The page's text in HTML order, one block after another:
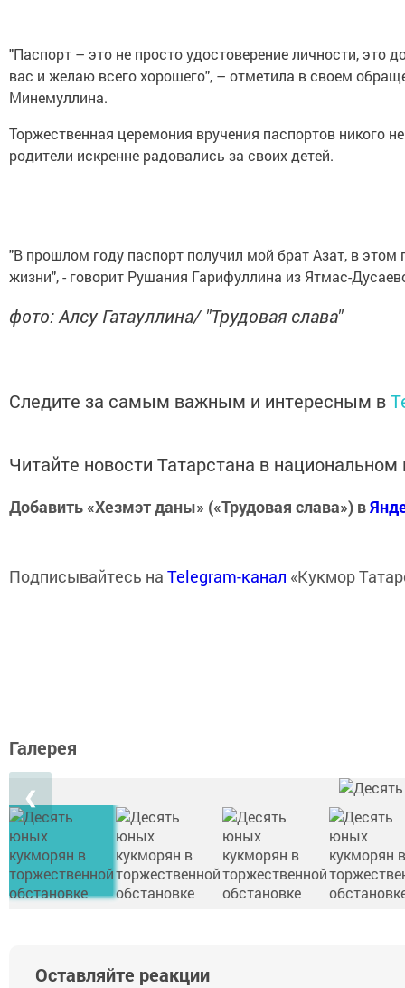
"Паспорт – это не просто удостоверение личности,
вас и желаю всего хорошего", – отметила в своем
Минемуллина.
Торжественная церемония вручения паспортов никого
родители искренне радовались за своих детей.
"В прошлом году паспорт получил мой брат Азат, в
жизни", - говорит Рушания Гарифуллина из Ятмас-
фото: Алсу Гатауллина/ "Трудовая слава"
Следите за самым важным и интересным в
Читайте новости Татарстана в
Добавить «Хезмэт даны» («Трудовая слава») в
Подписывайтесь на Telegram-канал «Кукмор
Галерея
❮
Оставляйте реакции